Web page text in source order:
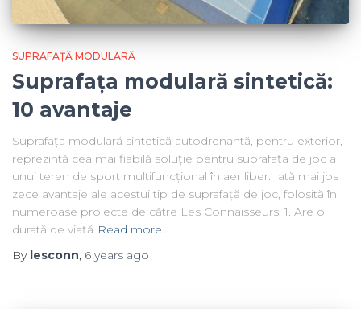
SUPRAFAȚĂ MODULARĂ
Suprafața modulară sintetică:
10 avantaje
Suprafața modulară sintetică autodrenantă, pentru exterior,
reprezintă cea mai fiabilă soluție pentru suprafața de joc a
unui teren de sport multifuncțional în aer liber. Iată mai jos
zece avantaje ale acestui tip de suprafață de joc, folosită în
numeroase proiecte de către Les Connaisseurs. 1. Are o
durată de viață Read more…
By lesconn, 6 years ago